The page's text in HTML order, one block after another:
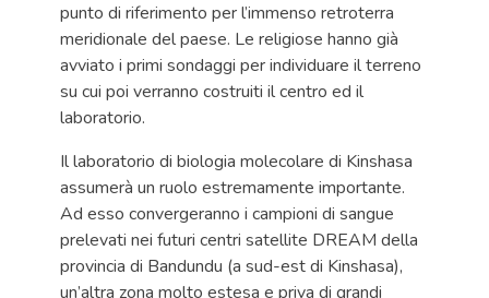
punto di riferimento per l’immenso retroterra
meridionale del paese. Le religiose hanno già
avviato i primi sondaggi per individuare il terreno
su cui poi verranno costruiti il centro ed il
laboratorio.
Il laboratorio di biologia molecolare di Kinshasa
assumerà un ruolo estremamente importante.
Ad esso convergeranno i campioni di sangue
prelevati nei futuri centri satellite DREAM della
provincia di Bandundu (a sud-est di Kinshasa),
un’altra zona molto estesa e priva di grandi